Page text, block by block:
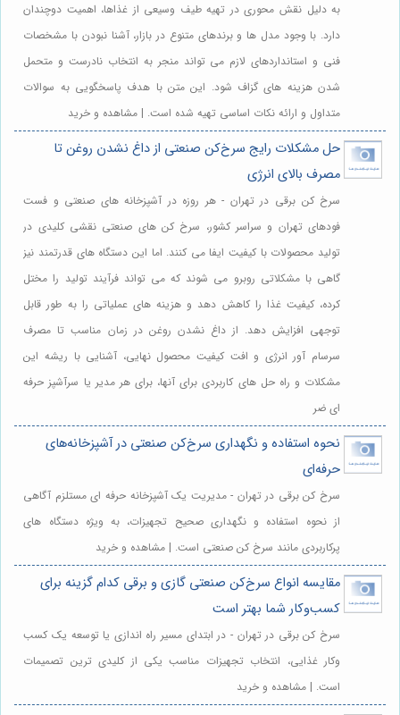
به دلیل نقش محوری در تهیه طیف وسیعی از غذاها، اهمیت دوچندان
دارد. با وجود مدل ها و برندهای متنوع در بازار، آشنا نبودن با مشخصات
فنی و استانداردهای لازم می تواند منجر به انتخاب نادرست و متحمل
شدن هزینه های گزاف شود. این متن با هدف پاسخگویی به سوالات
متداول و ارائه نکات اساسی تهیه شده است. | مشاهده و خرید
حل مشکلات رایج سرخ‌کن صنعتی از داغ نشدن روغن تا
مصرف بالای انرژی
سرخ کن برقی در تهران - هر روزه در آشپزخانه های صنعتی و فست
فودهای تهران و سراسر کشور، سرخ کن های صنعتی نقشی کلیدی در
تولید محصولات با کیفیت ایفا می کنند. اما این دستگاه های قدرتمند نیز
گاهی با مشکلاتی روبرو می شوند که می تواند فرآیند تولید را مختل
کرده، کیفیت غذا را کاهش دهد و هزینه های عملیاتی را به طور قابل
توجهی افزایش دهد. از داغ نشدن روغن در زمان مناسب تا مصرف
سرسام آور انرژی و افت کیفیت محصول نهایی، آشنایی با ریشه این
مشکلات و راه حل های کاربردی برای آنها، برای هر مدیر یا سرآشپز حرفه
ای ضر
نحوه استفاده و نگهداری سرخ‌کن صنعتی در آشپزخانه‌های
حرفه‌ای
سرخ کن برقی در تهران - مدیریت یک آشپزخانه حرفه ای مستلزم آگاهی
از نحوه استفاده و نگهداری صحیح تجهیزات، به ویژه دستگاه های
پرکاربردی مانند سرخ کن صنعتی است. | مشاهده و خرید
مقایسه انواع سرخ‌کن صنعتی گازی و برقی کدام گزینه برای
کسب‌وکار شما بهتر است
سرخ کن برقی در تهران - در ابتدای مسیر راه اندازی یا توسعه یک کسب
وکار غذایی، انتخاب تجهیزات مناسب یکی از کلیدی ترین تصمیمات
است. | مشاهده و خرید